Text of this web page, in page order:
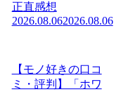
正直感想
2026.08.062026.08.06
【モノ好きの口コ
ミ・評判】「ホワ